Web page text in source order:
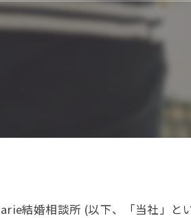
インカウンセラー紹介
結婚相談所 (以下、「当社」と